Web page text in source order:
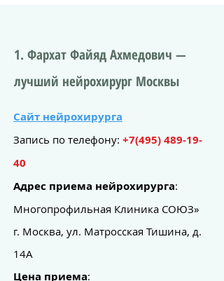
1. Фархат Файяд Ахмедович —
лучший нейрохирург Москвы
Сайт нейрохирурга
Запись по телефону: +7(495) 489-19-
40
Адрес приема нейрохирурга:
Многопрофильная Клиника СОЮЗ»
г. Москва, ул. Матросская Тишина, д.
14А
Цена приема: